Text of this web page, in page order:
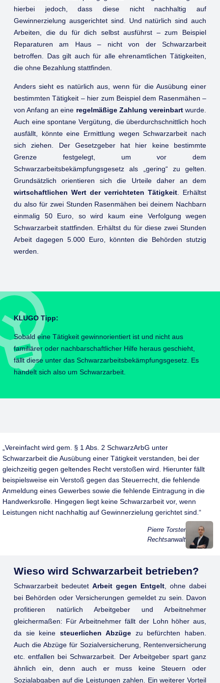
hierbei jedoch, dass diese nicht nachhaltig auf
Gewinnerzielung ausgerichtet sind. Und natürlich sind auch
Arbeiten, die du für dich selbst ausführst – zum Beispiel
Reparaturen am Haus – nicht von der Schwarzarbeit
betroffen. Das gilt auch für alle ehrenamtlichen Tätigkeiten,
die ohne Bezahlung stattfinden.
Anders sieht es natürlich aus, wenn für die Ausübung einer
bestimmten Tätigkeit – hier zum Beispiel dem Rasenmähen –
von Anfang an eine regelmäßige Zahlung vereinbartwurde.
Auch eine spontane Vergütung, die überdurchschnittlich hoch
ausfällt, könnte eine Ermittlung wegen Schwarzarbeit nach
sich ziehen. Der Gesetzgeber hat hier keine bestimmte
Grenze festgelegt, um vor dem
Schwarzarbeitsbekämpfungsgesetz als „gering“ zu gelten.
Grundsätzlich orientieren sich die Urteile daher an dem
wirtschaftlichen Wert der verrichteten Tätigkeit . Erhältst
du also für zwei Stunden Rasenmähen bei deinem Nachbarn
einmalig 50 Euro, so wird kaum eine Verfolgung wegen
Schwarzarbeit stattfinden. Erhältst du für diese zwei Stunden
Arbeit dagegen 5.000 Euro, könnten die Behörden stutzig
werden.
KLUGO Tipp:
Sobald eine Tätigkeit gewinnorientiert ist und nicht aus
familiärer oder nachbarschaftlicher Hilfe heraus geschieht,
fällt diese unter das Schwarzarbeitsbekämpfungsgesetz. Es
handelt sich also um Schwarzarbeit.
Vereinfacht wird gem. § 1 Abs. 2 SchwarzArbG unter
Schwarzarbeit die Ausübung einer Tätigkeit verstanden, bei der
gleichzeitig gegen geltendes Recht verstoßen wird. Hierunter fällt
beispielsweise ein Verstoß gegen das Steuerrecht, die fehlende
Anmeldung eines Gewerbes sowie die fehlende Eintragung in die
Handwerksrolle. Hingegen liegt keine Schwarzarbeit vor, wenn
Leistungen nicht nachhaltig auf Gewinnerzielung gerichtet sind.
Pierre Torster
Rechtsanwalt
Wieso wird Schwarzarbeit betrieben?
Schwarzarbeit bedeutet Arbeit gegen Entgelt , ohne dabei
bei Behörden oder Versicherungen gemeldet zu sein. Davon
profitieren natürlich Arbeitgeber und Arbeitnehmer
gleichermaßen: Für Arbeitnehmer fällt der Lohn höher aus,
da sie keinesteuerlichen Abzügezu befürchten haben.
Auch die Abzüge für Sozialversicherung, Rentenversicherung
etc. entfallen bei Schwarzarbeit. Der Arbeitgeber spart ganz
ähnlich ein, denn auch er muss keine Steuern oder
Sozialabgaben auf die Leistungen zahlen. Ein weiterer Vorteil